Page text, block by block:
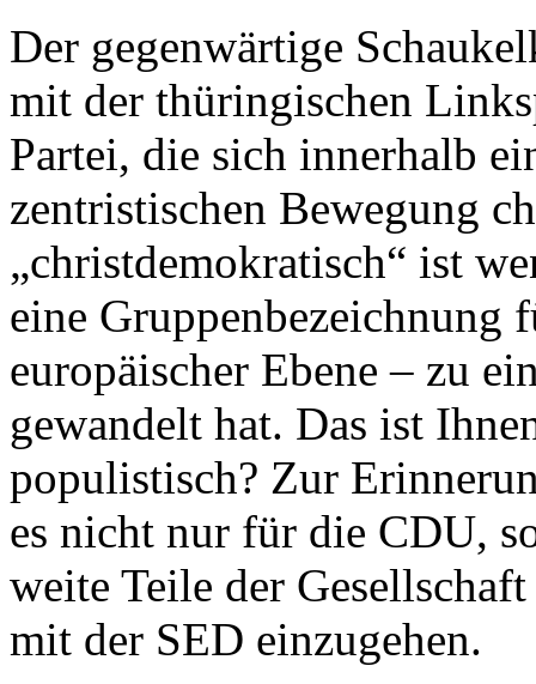
Der gegenwärtige
mit der thüringischen
Partei, die sich innerhalb
zentristischen Bewegung
„christdemokratisch“ ist
eine Gruppenbezeichnung
europäischer Ebene – zu
gewandelt hat. Das ist
populistisch? Zur
es nicht nur für die CDU,
weite Teile der
mit der SED einzugehen.